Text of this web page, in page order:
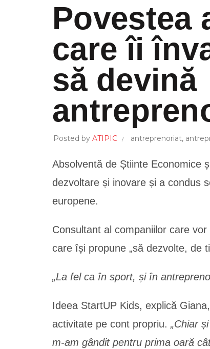
Povestea
care îi
să devină
Posted by ATIPIC antreprenoriat,
Absolventă de Știinte Economice
dezvoltare și inovare și a condus
europene.
Consultant al companiilor care
care își propune „să dezvolte, de
„La fel ca în sport, și în
Ideea StartUP Kids, explică
activitate pe cont propriu. „Chiar
m-am gândit pentru prima oară